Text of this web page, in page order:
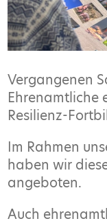
Vergangenen
Ehrenamtliche
Resilienz-
Im Rahmen
haben wir
angeboten.
Auch